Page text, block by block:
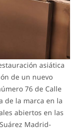
asiática
de un nuevo
76 de Calle
de la marca en la
abiertos en las
Madrid-